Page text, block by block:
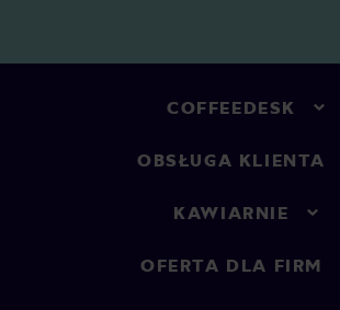
COFFEEDESK
OBSŁUGA KLIENTA
KAWIARNIE
OFERTA DLA FIRM